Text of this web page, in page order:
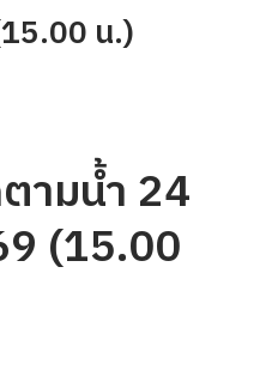
น.)
ามน้ำ 24
(15.00